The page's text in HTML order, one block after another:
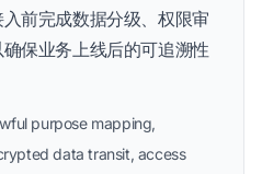
前完成数据分级、权限审
保业务上线后的可追溯性
purpose mapping,
data transit, access